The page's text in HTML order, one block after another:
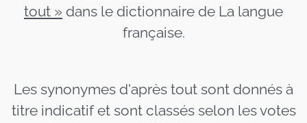
tout » dans le dictionnaire de La langue
française.
Les synonymes d'après tout sont donnés à
titre indicatif et sont classés selon les votes